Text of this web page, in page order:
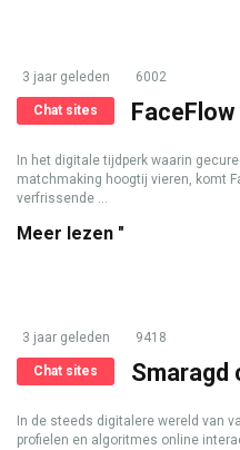
3 jaar geleden 6002
Chat sites FaceFlow
In het digitale tijdperk waarin
matchmaking hoogtij vieren, komt
verfrissende ...
Meer lezen "
3 jaar geleden 9418
Chat sites Smaragd
In de steeds digitalere wereld van
profielen en algoritmes online